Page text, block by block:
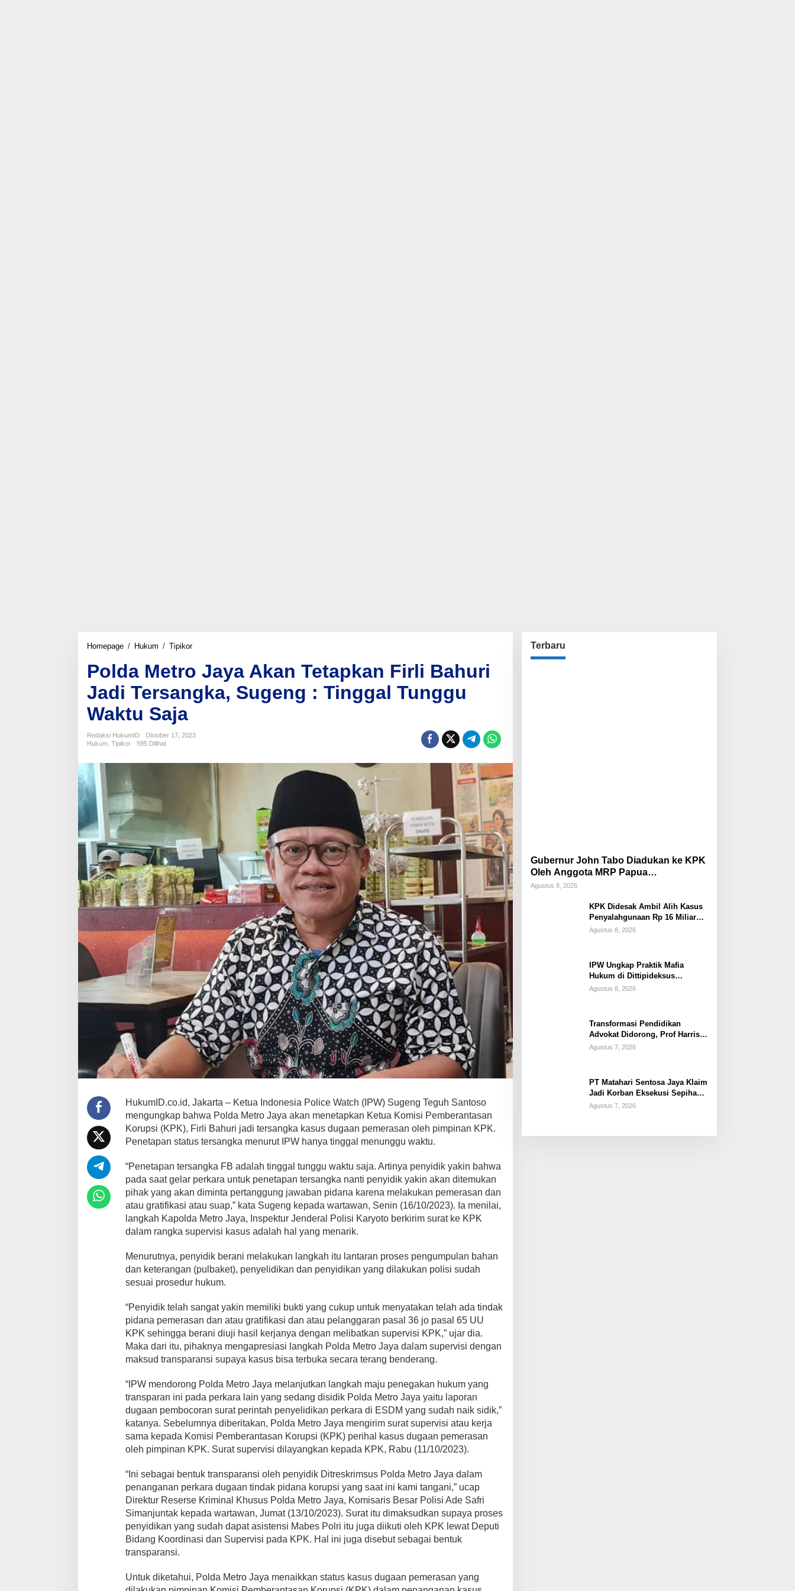
Homepage / Hukum / TipikorPolda
Jaya
Akan
Tetapkan
Firli
Tersangka,
Tinggal
Polda Metro Jaya Akan Tetapkan Firli Bahuri
Jadi Tersangka, Sugeng : Tinggal Tunggu
Waktu Saja
Redaksi HukumID
Oktober 17, 2023
Hukum Tipikor 595 Dilihat
HukumID.co.id, Jakarta – Ketua Indonesia Police Watch (IPW) Sugeng Teguh Santoso
mengungkap bahwa Polda Metro Jaya akan menetapkan Ketua Komisi Pemberantasan
Korupsi (KPK), Firli Bahuri jadi tersangka kasus dugaan pemerasan oleh pimpinan KPK.
Penetapan status tersangka menurut IPW hanya tinggal menunggu waktu.
“Penetapan tersangka FB adalah tinggal tunggu waktu saja. Artinya penyidik yakin bahwa
pada saat gelar perkara untuk penetapan tersangka nanti penyidik yakin akan ditemukan
pihak yang akan diminta pertanggung jawaban pidana karena melakukan pemerasan dan
atau gratifikasi atau suap,” kata Sugeng kepada wartawan, Senin (16/10/2023). Ia menilai,
langkah Kapolda Metro Jaya, Inspektur Jenderal Polisi Karyoto berkirim surat ke KPK
dalam rangka supervisi kasus adalah hal yang menarik.
Menurutnya, penyidik berani melakukan langkah itu lantaran proses pengumpulan bahan
dan keterangan (pulbaket), penyelidikan dan penyidikan yang dilakukan polisi sudah
sesuai prosedur hukum.
“Penyidik telah sangat yakin memiliki bukti yang cukup untuk menyatakan telah ada tindak
pidana pemerasan dan atau gratifikasi dan atau pelanggaran pasal 36 jo pasal 65 UU
KPK sehingga berani diuji hasil kerjanya dengan melibatkan supervisi KPK,” ujar dia.
Maka dari itu, pihaknya mengapresiasi langkah Polda Metro Jaya dalam supervisi dengan
maksud transparansi supaya kasus bisa terbuka secara terang benderang.
“IPW mendorong Polda Metro Jaya melanjutkan langkah maju penegakan hukum yang
transparan ini pada perkara lain yang sedang disidik Polda Metro Jaya yaitu laporan
dugaan pembocoran surat perintah penyelidikan perkara di ESDM yang sudah naik sidik,”
katanya. Sebelumnya diberitakan, Polda Metro Jaya mengirim surat supervisi atau kerja
sama kepada Komisi Pemberantasan Korupsi (KPK) perihal kasus dugaan pemerasan
oleh pimpinan KPK. Surat supervisi dilayangkan kepada KPK, Rabu (11/10/2023).
“Ini sebagai bentuk transparansi oleh penyidik Ditreskrimsus Polda Metro Jaya dalam
penanganan perkara dugaan tindak pidana korupsi yang saat ini kami tangani,” ucap
Direktur Reserse Kriminal Khusus Polda Metro Jaya, Komisaris Besar Polisi Ade Safri
Simanjuntak kepada wartawan, Jumat (13/10/2023). Surat itu dimaksudkan supaya proses
penyidikan yang sudah dapat asistensi Mabes Polri itu juga diikuti oleh KPK lewat Deputi
Bidang Koordinasi dan Supervisi pada KPK. Hal ini juga disebut sebagai bentuk
transparansi.
Untuk diketahui, Polda Metro Jaya menaikkan status kasus dugaan pemerasan yang
Terbaru
Gubernur John Tabo Diadukan ke KPK
Oleh Anggota MRP Papua
Pegunungan dan Forum Warga Papua
Agustus 8, 2026
KPK Didesak Ambil Alih Kasus
Penyalahgunaan Rp 16 Miliar
DPRK Tolikara Tahun 2017
Agustus 8, 2026
IPW Ungkap Praktik Mafia
Hukum di Dittipideksus
Bareskrim Polri Dalam
Agustus 8, 2026
Transformasi Pendidikan
Advokat Didorong, Prof Harris
Arthur Hedar Perkuat Kolaborasi
Agustus 7, 2026
PT Matahari Sentosa Jaya Klaim
Jadi Korban Eksekusi Sepihak
oleh Oknum SPSI!
Agustus 7, 2026